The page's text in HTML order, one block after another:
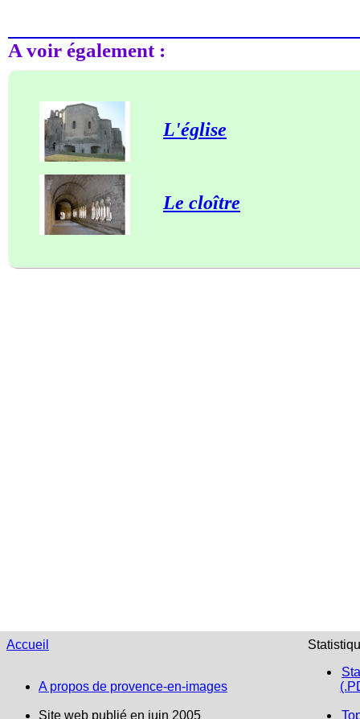
A voir également :
L'église
Le cloître
Accueil
A propos de provence-en-images
Site web publié en juin 2005